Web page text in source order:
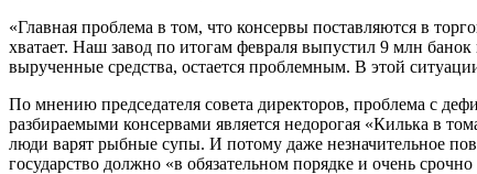
«Главная проблема в том, что консервы поставляются в
хватает. Наш завод по итогам февраля выпустил 9 млн
вырученные средства, остается проблемным. В этой
По мнению председателя совета директоров, проблема с
разбираемыми консервами является недорогая «Килька в
люди варят рыбные супы. И потому даже незначительное
государство должно «в обязательном порядке и очень